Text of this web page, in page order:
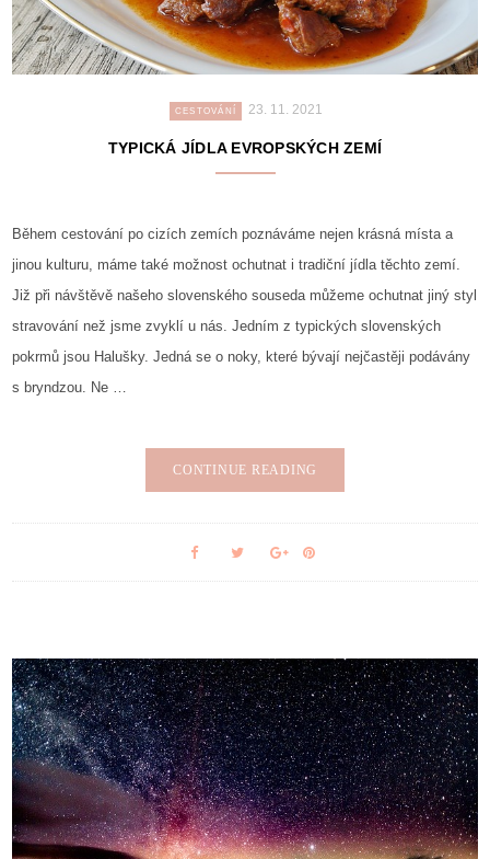
CESTOVÁNÍ 23. 11. 2021
TYPICKÁ JÍDLA EVROPSKÝCH ZEMÍ
Během cestování po cizích zemích poznáváme nejen krásná místa a
jinou kulturu, máme také možnost ochutnat i tradiční jídla těchto zemí.
Již při návštěvě našeho slovenského souseda můžeme ochutnat jiný styl
stravování než jsme zvyklí u nás. Jedním z typických slovenských
pokrmů jsou Halušky. Jedná se o noky, které bývají nejčastěji podávány
s bryndzou. Ne …
CONTINUE READING